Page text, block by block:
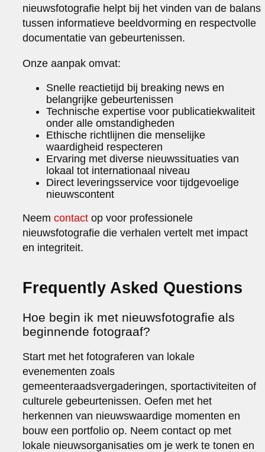
nieuwsfotografie helpt bij het vinden van de balans
tussen informatieve beeldvorming en respectvolle
documentatie van gebeurtenissen.
Onze aanpak omvat:
Snelle reactietijd bij breaking news en
belangrijke gebeurtenissen
Technische expertise voor publicatiekwaliteit
onder alle omstandigheden
Ethische richtlijnen die menselijke
waardigheid respecteren
Ervaring met diverse nieuwssituaties van
lokaal tot internationaal niveau
Direct leveringsservice voor tijdgevoelige
nieuwscontent
Neemcontact op voor professionele
nieuwsfotografie die verhalen vertelt met impact
en integriteit.
Frequently Asked Questions
Hoe begin ik met nieuwsfotografie als
beginnende fotograaf?
Start met het fotograferen van lokale
evenementen zoals
gemeenteraadsvergaderingen, sportactiviteiten of
culturele gebeurtenissen. Oefen met het
herkennen van nieuwswaardige momenten en
bouw een portfolio op. Neem contact op met
lokale nieuwsorganisaties om je werk te tonen en